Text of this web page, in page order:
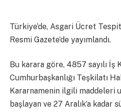
Türkiye’de, Asgari Ücret
Resmi Gazete’de yayımlandı.
Bu karara göre, 4857 sayılı İş
Cumhurbaşkanlığı Teşkilatı
Kararnamenin ilgili maddeleri
başlayan ve 27 Aralık’a kadar